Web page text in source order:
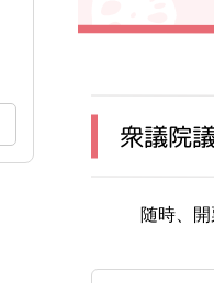
衆議院
随時、